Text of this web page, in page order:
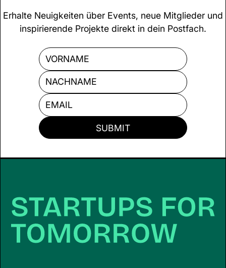
Erhalte Neuigkeiten über Events, neue Mitglieder und
inspirierende Projekte direkt in dein Postfach.